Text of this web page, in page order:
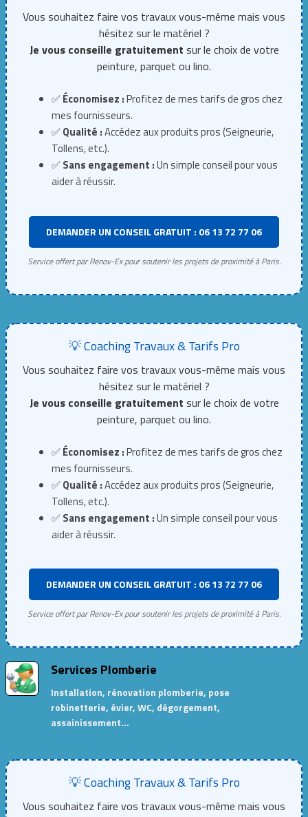
Vous souhaitez faire vos travaux vous-même mais vous
hésitez sur le matériel ?
Je vous conseille gratuitement sur le choix de votre
peinture, parquet ou lino.
✅Économisez :Profitez de mes tarifs de gros chez
mes fournisseurs.
✅Qualité :Accédez aux produits pros (Seigneurie,
Tollens, etc.).
✅Sans engagement :Un simple conseil pour vous
aider à réussir.
DEMANDER UN CONSEIL GRATUIT : 06 13 72 77 06
Service offert par Renov-Ex pour soutenir les projets de proximité à Paris.
💡 Coaching Travaux & Tarifs Pro
Vous souhaitez faire vos travaux vous-même mais vous
hésitez sur le matériel ?
Je vous conseille gratuitement sur le choix de votre
peinture, parquet ou lino.
✅Économisez :Profitez de mes tarifs de gros chez
mes fournisseurs.
✅Qualité :Accédez aux produits pros (Seigneurie,
Tollens, etc.).
✅Sans engagement :Un simple conseil pour vous
aider à réussir.
DEMANDER UN CONSEIL GRATUIT : 06 13 72 77 06
Service offert par Renov-Ex pour soutenir les projets de proximité à Paris.
Services Plomberie
Installation, rénovation plomberie, pose
robinetterie, évier, WC, dégorgement,
assainissement…
💡 Coaching Travaux & Tarifs Pro
Vous souhaitez faire vos travaux vous-même mais vous